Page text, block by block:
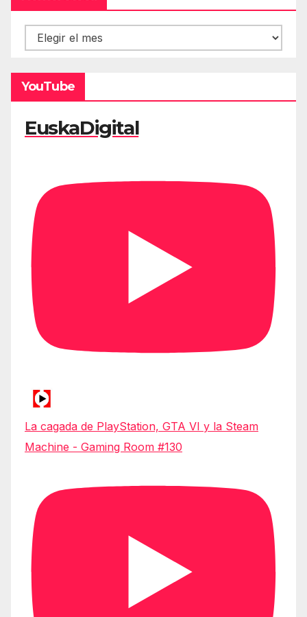
Hemeroteca
YouTube
EuskaDigital
La cagada de PlayStation, GTA VI y la Steam
Machine - Gaming Room #130